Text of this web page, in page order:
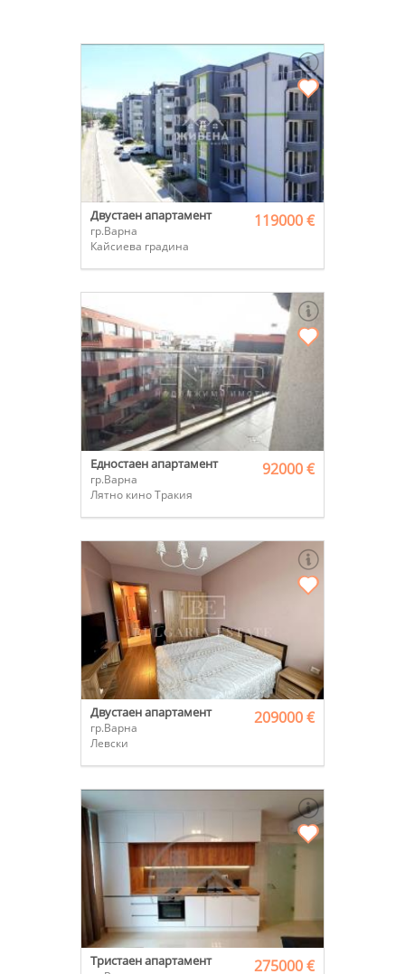
Двустаен апартамент
гр.Варна
Кайсиева градина
119000 €
Едностаен апартамент
гр.Варна
Лятно кино Тракия
92000 €
Двустаен апартамент
гр.Варна
Левски
209000 €
Тристаен апартамент 275000 €